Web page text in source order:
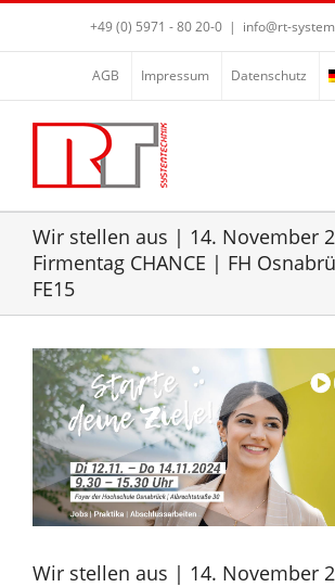
+49 (0) 5971 - 80 20-0 | info@rt-
AGB Impressum Datenschutz
Wir stellen aus | 14. November
Firmentag CHANCE | FH
FE15
Wir stellen aus | 14. November